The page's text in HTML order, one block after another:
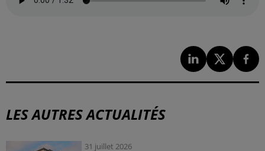
LES AUTRES ACTUALITÉS
31 juillet 2026